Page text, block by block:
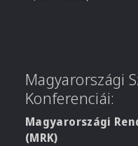
Magyarországi
Konferenciái:
Magyarországi
(MRK)